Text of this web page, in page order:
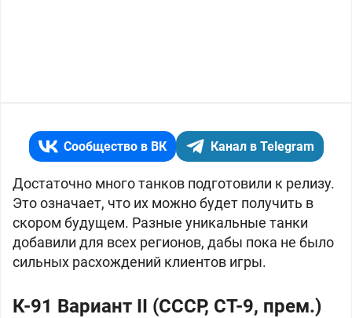
Сообщество в ВК Канал в Telegram
Достаточно много танков подготовили к релизу.
Это означает, что их можно будет получить в
скором будущем. Разные уникальные танки
добавили для всех регионов, дабы пока не было
сильных расхождений клиентов игры.
К-91 Вариант II (СССР, СТ-9, прем.)